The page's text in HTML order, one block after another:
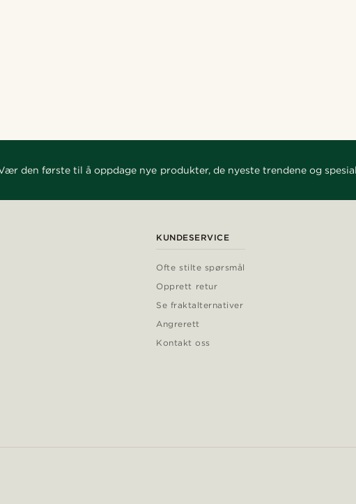
den første til å oppdage nye produkter, de nyeste trendene og
KUNDESERVICE
Ofte stilte spørsmål
Opprett retur
Se fraktalternativer
Angrerett
Kontakt oss